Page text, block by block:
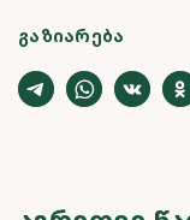
ᲒᲐᲖᲘᲐᲠᲔᲑᲐ